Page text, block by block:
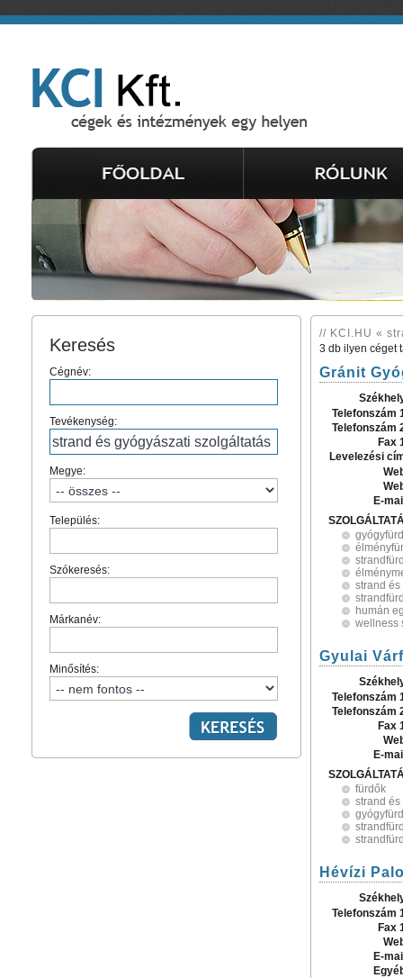
Keresés
Cégnév:
Tevékenység:
Megye:
Település:
Szókeresés:
Márkanév:
Minősítés:
// KCI.HU «
3 db ilyen céget
Gránit
Telefonszám
Telefonszám
Fax
Levelezési
E-
strand
humán
wellness
Gyulai
Telefonszám
Telefonszám
Fax
E-
fürdők
strand
Hévízi
Telefonszám
Fax
E-